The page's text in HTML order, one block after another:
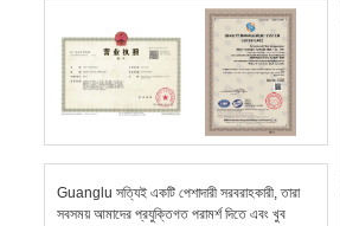
Guanglu সত্যিই একটি পেশাদারী সরবরাহকারী, তারা
সবসময় আমাদের প্রযুক্তিগত পরামর্শ দিতে এবং খুব